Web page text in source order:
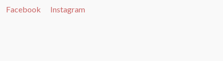
Facebook Instagram